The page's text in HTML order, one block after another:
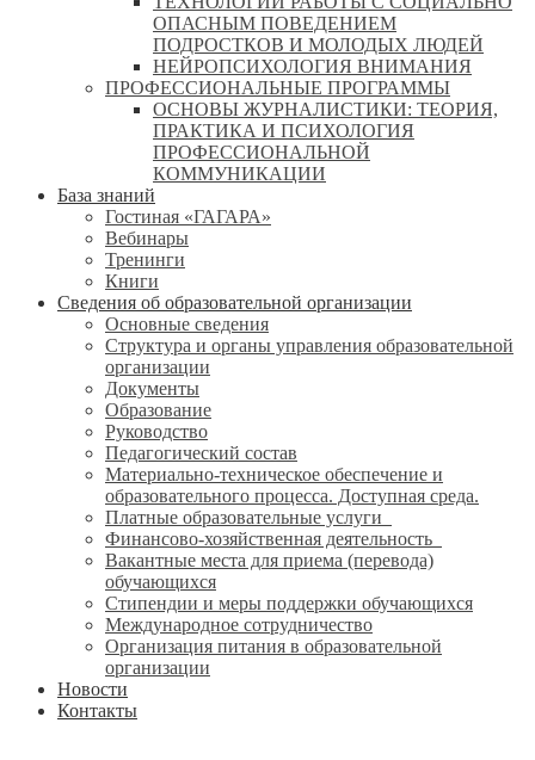
ОПАСНЫМ ПОВЕДЕНИЕМ
ПОДРОСТКОВ И МОЛОДЫХ ЛЮДЕЙ
НЕЙРОПСИХОЛОГИЯ ВНИМАНИЯ
ПРОФЕССИОНАЛЬНЫЕ ПРОГРАММЫ
ОСНОВЫ ЖУРНАЛИСТИКИ: ТЕОРИЯ,
ПРАКТИКА И ПСИХОЛОГИЯ
ПРОФЕССИОНАЛЬНОЙ
КОММУНИКАЦИИ
База знаний
Гостиная «ГАГАРА»
Вебинары
Тренинги
Книги
Сведения об образовательной организации
Основные сведения
Структура и органы управления образовательной
организации
Документы
Образование
Руководство
Педагогический состав
Материально-техническое обеспечение и
образовательного процесса. Доступная среда.
Платные образовательные услуги
Финансово-хозяйственная деятельность
Вакантные места для приема (перевода)
обучающихся
Стипендии и меры поддержки обучающихся
Международное сотрудничество
Организация питания в образовательной
организации
Новости
Контакты